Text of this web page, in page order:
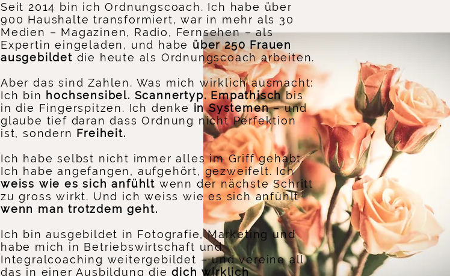
Seit 2014 bin ich Ordnungscoach. Ich habe über
900 Haushalte transformiert, war in mehr als 30
Medien – Magazinen, Radio, Fernsehen – als
Expertin eingeladen, und habe über 250 Frauen
ausgebildet die heute als Ordnungscoach arbeiten.
Aber das sind Zahlen. Was mich wirklich ausmacht:
Ich bin hochsensibel. Scannertyp. Empathischbis
in die Fingerspitzen. Ich denke in Systemen– und
glaube tief daran dass Ordnung nicht Perfektion
ist, sondern Freiheit.
Ich habe selbst nicht immer alles im Griff gehabt.
Ich habe angefangen, aufgehört, gezweifelt. Ich
weiss wie es sich anfühlt wenn der nächste Schritt
zu gross wirkt. Und ich weiss wie es sich anfühlt
wenn man trotzdem geht.
Ich bin ausgebildet in Fotografie, Marketing und
habe mich in Betriebswirtschaft und
Integralcoaching weitergebildet – und vereine all
das in einer Ausbildung diedich wirklich